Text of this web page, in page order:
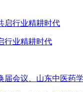
行业精耕时代